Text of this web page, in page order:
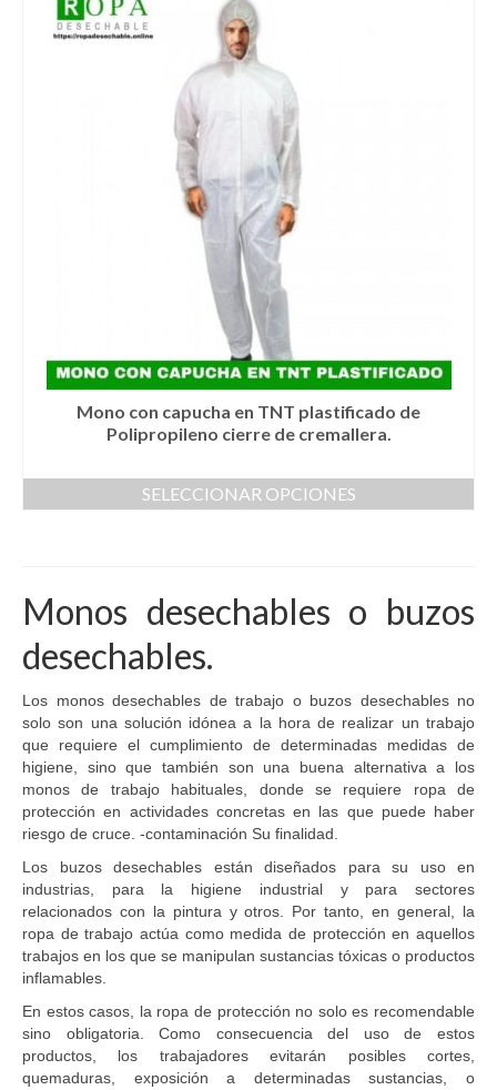
tiene
múltiples
variantes.
opciones
pueden
elegir
en
la
página
de
producto
Mono con capucha en TNT plastificado de
Polipropileno cierre de cremallera.
SELECCIONAR OPCIONES
variantes.
pueden
elegir
en
la
página
de
producto
Monos desechables o buzos
desechables.
Los monos desechables de trabajo o buzos desechables no
solo son una solución idónea a la hora de realizar un trabajo
que requiere el cumplimiento de determinadas medidas de
higiene, sino que también son una buena alternativa a los
monos de trabajo habituales, donde se requiere ropa de
protección en actividades concretas en las que puede haber
riesgo de cruce. -contaminación Su finalidad.
Los buzos desechables están diseñados para su uso en
industrias, para la higiene industrial y para sectores
relacionados con la pintura y otros. Por tanto, en general, la
ropa de trabajo actúa como medida de protección en aquellos
trabajos en los que se manipulan sustancias tóxicas o productos
inflamables.
En estos casos, la ropa de protección no solo es recomendable
sino obligatoria. Como consecuencia del uso de estos
productos, los trabajadores evitarán posibles cortes,
quemaduras, exposición a determinadas sustancias, o